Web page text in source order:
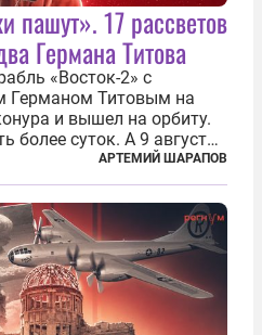
пашут». 17 рассветов
Германа Титова
«Восток-2» с
Германом Титовым на
и вышел на орбиту.
более суток. А 9 августа
получил звезду Героя
Ленина. Миссия Титова
АРТЕМИЙ ШАРАПОВ